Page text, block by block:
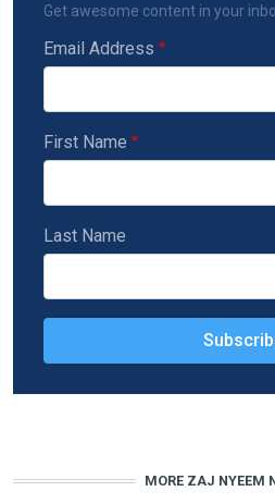
Get awesome content in your
Email Address
First Name
Last Name
MORE ZAJ NYEEM